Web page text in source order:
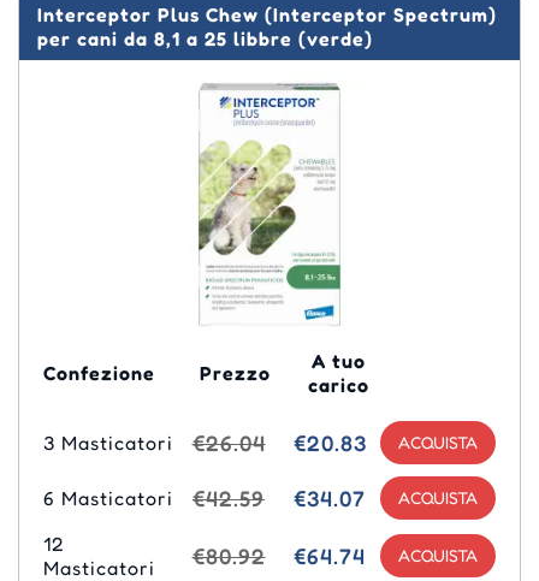
Interceptor Plus Chew (Interceptor Spectrum)
per cani da 8,1 a 25 libbre (verde)
Confezione Prezzo
A tuo
carico
3 Masticatori €26.04 €20.83
6 Masticatori €42.59 €34.07
12
Masticatori
€80.92 €64.74